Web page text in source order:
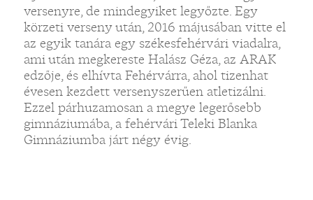
versenyre, de mindegyiket legyőzte. Egy
körzeti verseny után, 2016 májusában vitte el
az egyik tanára egy székesfehérvári viadalra,
ami után megkereste Halász Géza, az ARAK
edzője, és elhívta Fehérvárra, ahol tizenhat
évesen kezdett versenyszerűen atletizálni.
Ezzel párhuzamosan a megye legerősebb
gimnáziumába, a fehérvári Teleki Blanka
Gimnáziumba járt négy évig.